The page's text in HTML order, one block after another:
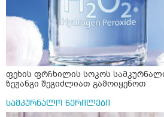
ფეხის ფრჩხილის სოკოს
ზეჟანგი შეგიძლიათ გამოიყენოთ
სამკურნალო წერილები